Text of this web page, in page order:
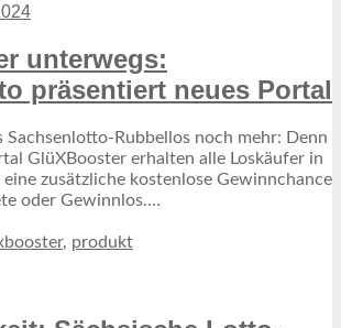
unterwegs:
präsentiert neues Portal
Sachsenlotto-Rubbellos noch mehr: Denn
GlüXBooster erhalten alle Loskäufer in
zusätzliche kostenlose Gewinnchance
oder Gewinnlos.…
, produkt